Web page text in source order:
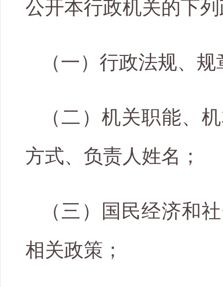
公开本行政机关的下
（一）行政法规、
（二）机关职能、
方式、负责人姓名；
（三）国民经济和
相关政策；